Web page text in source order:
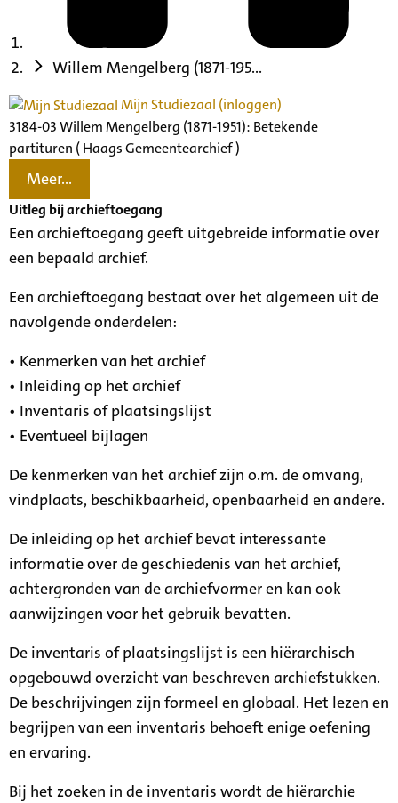
Willem Mengelberg (1871-195...
Mijn Studiezaal (inloggen)
3184-03 Willem Mengelberg (1871-1951): Betekende
partituren ( Haags Gemeentearchief )
Meer...
Uitleg bij archieftoegang
Een archieftoegang geeft uitgebreide informatie over
een bepaald archief.
Een archieftoegang bestaat over het algemeen uit de
navolgende onderdelen:
• Kenmerken van het archief
• Inleiding op het archief
• Inventaris of plaatsingslijst
• Eventueel bijlagen
De kenmerken van het archief zijn o.m. de omvang,
vindplaats, beschikbaarheid, openbaarheid en andere.
De inleiding op het archief bevat interessante
informatie over de geschiedenis van het archief,
achtergronden van de archiefvormer en kan ook
aanwijzingen voor het gebruik bevatten.
De inventaris of plaatsingslijst is een hiërarchisch
opgebouwd overzicht van beschreven archiefstukken.
De beschrijvingen zijn formeel en globaal. Het lezen en
begrijpen van een inventaris behoeft enige oefening
en ervaring.
Bij het zoeken in de inventaris wordt de hiërarchie